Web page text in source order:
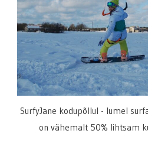
SurfyJane kodupõllul - lumel
on vähemalt 50% lihtsam